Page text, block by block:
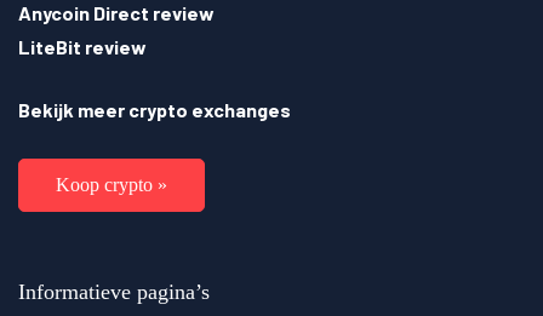
Anycoin Direct review
LiteBit review
Bekijk meer crypto exchanges
Koop crypto »
Informatieve pagina’s